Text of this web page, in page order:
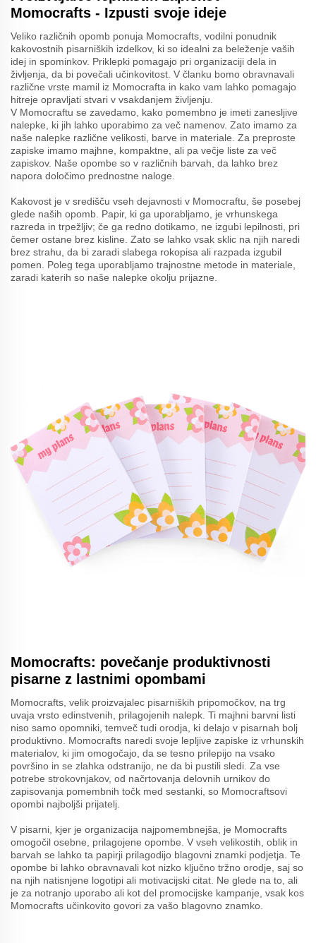
Momocrafts - Izpusti svoje ideje
Veliko različnih opomb ponuja Momocrafts, vodilni ponudnik
kakovostnih pisarniških izdelkov, ki so idealni za beleženje vaših
idej in spominkov. Priklepki pomagajo pri organizaciji dela in
življenja, da bi povečali učinkovitost. V članku bomo obravnavali
različne vrste mamil iz Momocrafta in kako vam lahko pomagajo
hitreje opravljati stvari v vsakdanjem življenju.
V Momocraftu se zavedamo, kako pomembno je imeti zanesljive
nalepke, ki jih lahko uporabimo za več namenov. Zato imamo za
naše nalepke različne velikosti, barve in materiale. Za preproste
zapiske imamo majhne, kompaktne, ali pa večje liste za več
zapiskov. Naše opombe so v različnih barvah, da lahko brez
napora določimo prednostne naloge.
Kakovost je v središču vseh dejavnosti v Momocraftu, še posebej
glede naših opomb. Papir, ki ga uporabljamo, je vrhunskega
razreda in trpežljiv; če ga redno dotikamo, ne izgubi lepilnosti, pri
čemer ostane brez kisline. Zato se lahko vsak sklic na njih naredi
brez strahu, da bi zaradi slabega rokopisa ali razpada izgubil
pomen. Poleg tega uporabljamo trajnostne metode in materiale,
zaradi katerih so naše nalepke okolju prijazne.
Momocrafts: povečanje produktivnosti
pisarne z lastnimi opombami
Momocrafts, velik proizvajalec pisarniških pripomočkov, na trg
uvaja vrsto edinstvenih, prilagojenih nalepk. Ti majhni barvni listi
niso samo opomniki, temveč tudi orodja, ki delajo v pisarnah bolj
produktivno. Momocrafts naredi svoje lepljive zapiske iz vrhunskih
materialov, ki jim omogočajo, da se tesno prilepijo na vsako
površino in se zlahka odstranijo, ne da bi pustili sledi. Za vse
potrebe strokovnjakov, od načrtovanja delovnih urnikov do
zapisovanja pomembnih točk med sestanki, so Momocraftsovi
opombi najboljši prijatelj.
V pisarni, kjer je organizacija najpomembnejša, je Momocrafts
omogočil osebne, prilagojene opombe. V vseh velikostih, oblik in
barvah se lahko ta papirji prilagodijo blagovni znamki podjetja. Te
opombe bi lahko obravnavali kot nizko ključno tržno orodje, saj so
na njih natisnjene logotipi ali motivacijski citat. Ne glede na to, ali
je za notranjo uporabo ali kot del promocijske kampanje, vsak kos
Momocrafts učinkovito govori za vašo blagovno znamko.